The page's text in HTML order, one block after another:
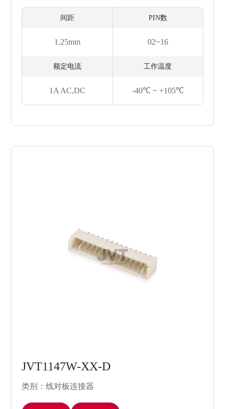
间距
1.25mm
PIN数
02~16
额定电流
1A AC,DC
工作温度
-40℃ ~ +105℃
JVT1147W-XX-D
类别：线对板连接器